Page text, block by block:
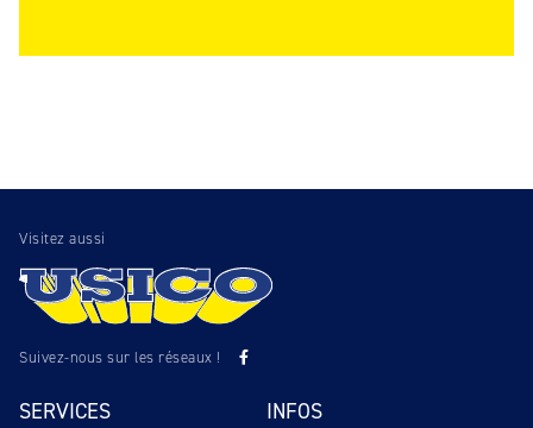
Visitez aussi
Suivez-nous sur les réseaux !
SERVICES INFOS